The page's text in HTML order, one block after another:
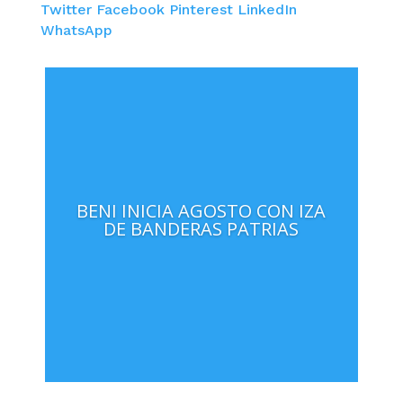
Twitter Facebook Pinterest LinkedIn
WhatsApp
BENI INICIA AGOSTO CON IZA
DE BANDERAS PATRIAS